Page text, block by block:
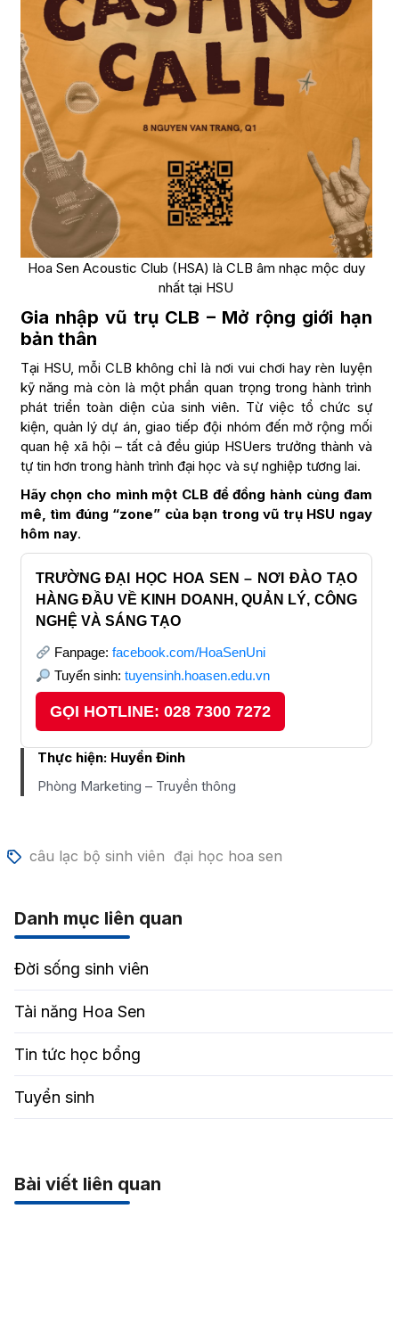
Hoa Sen Acoustic Club (HSA) là CLB âm nhạc mộc duy
nhất tại HSU
Gia nhập vũ trụ CLB – Mở rộng giới hạn
bản thân
Tại HSU, mỗi CLB không chỉ là nơi vui chơi hay rèn luyện
kỹ năng mà còn là một phần quan trọng trong hành trình
phát triển toàn diện của sinh viên. Từ việc tổ chức sự
kiện, quản lý dự án, giao tiếp đội nhóm đến mở rộng mối
quan hệ xã hội – tất cả đều giúp HSUers trưởng thành và
tự tin hơn trong hành trình đại học và sự nghiệp tương lai.
Hãy chọn cho mình một CLB để đồng hành cùng đam
mê, tìm đúng “zone” của bạn trong vũ trụ HSU ngay
hôm nay.
TRƯỜNG ĐẠI HỌC HOA SEN – NƠI ĐÀO TẠO
HÀNG ĐẦU VỀ KINH DOANH, QUẢN LÝ, CÔNG
NGHỆ VÀ SÁNG TẠO
Fanpage: facebook.com/HoaSenUni
Tuyển sinh: tuyensinh.hoasen.edu.vn
GỌI HOTLINE: 028 7300 7272
Thực hiện: Huyền Đinh
Phòng Marketing – Truyền thông
câu lạc bộ sinh viên đại học hoa sen
Danh mục liên quan
Đời sống sinh viên
Tài năng Hoa Sen
Tin tức học bổng
Tuyển sinh
Bài viết liên quan